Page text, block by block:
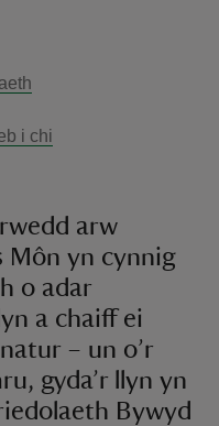
i chi
arw
Môn yn cynnig
o adar
a chaiff ei
– un o’r
gyda’r llyn yn
Bywyd